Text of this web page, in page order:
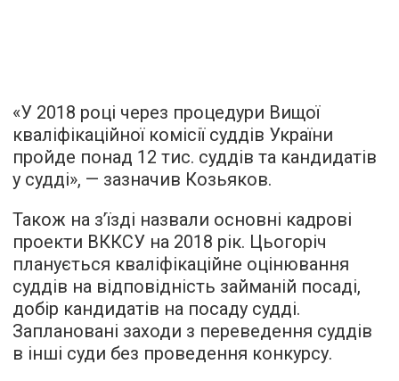
«У 2018 році через процедури Вищої
кваліфікаційної комісії суддів України
пройде понад 12 тис. суддів та кандидатів
у судді», — зазначив Козьяков.
Також на з’їзді назвали основні кадрові
проекти ВККСУ на 2018 рік. Цьогоріч
планується кваліфікаційне оцінювання
суддів на відповідність займаній посаді,
добір кандидатів на посаду судді.
Заплановані заходи з переведення суддів
в інші суди без проведення конкурсу.